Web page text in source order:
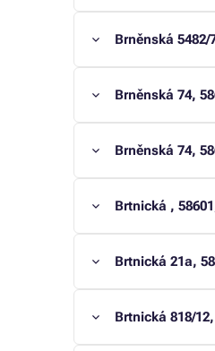
Brněnská
Brněnská 74,
Brněnská 74,
Brtnická ,
Brtnická 21a,
Brtnická 818/